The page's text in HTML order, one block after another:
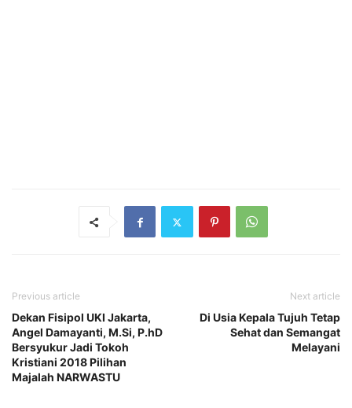
Previous article
Dekan Fisipol UKI Jakarta,
Angel Damayanti, M.Si, P.hD
Bersyukur Jadi Tokoh
Kristiani 2018 Pilihan
Majalah NARWASTU
Next article
Di Usia Kepala Tujuh Tetap
Sehat dan Semangat
Melayani